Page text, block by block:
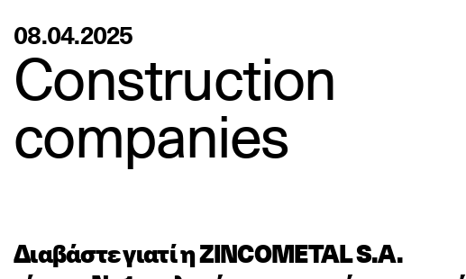
08.04.2025
Construction
companies
Διαβάστε γιατί η ZINCOMETAL S.A.